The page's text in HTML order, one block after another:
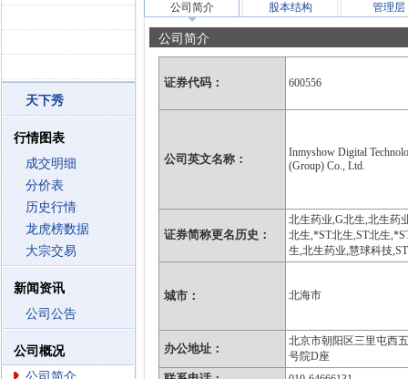
天下秀
行情图表
成交明细
分价表
历史行情
龙虎榜数据
大宗交易
新闻资讯
公司公告
公司概况
公司简介 股本结构 管理层
公司简介
证券代码： 600556
公司英文名称：
Inmyshow Digital
(Group) Co., Ltd.
证券简称更名历史：
北生药业,G北生,北生药
北生,*ST北生,ST北生
生,北生药业,慧球科技
城市： 北海市
办公地址：
北京市朝阳区三里屯西
号院D座